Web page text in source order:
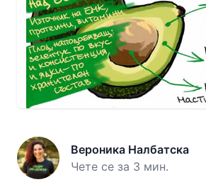
Вероника Налбатска
Чете се за 3 мин.